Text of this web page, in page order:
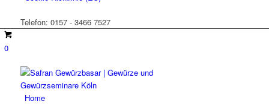
Telefon: 0157 - 3466 7527
0
Home